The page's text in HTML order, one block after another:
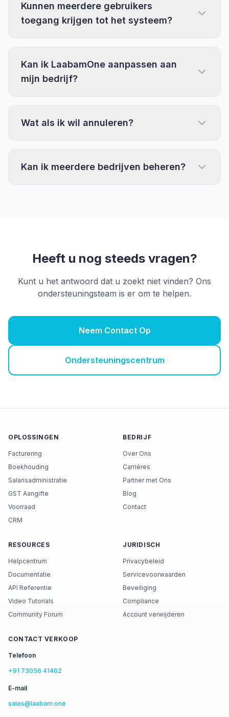
Kunnen meerdere gebruikers
toegang krijgen tot het systeem?
Kan ik LaabamOne aanpassen aan
mijn bedrijf?
Wat als ik wil annuleren?
Kan ik meerdere bedrijven beheren?
Heeft u nog steeds vragen?
Kunt u het antwoord dat u zoekt niet vinden? Ons
ondersteuningsteam is er om te helpen.
Neem Contact Op
Ondersteuningscentrum
OPLOSSINGEN
Facturering
Boekhouding
Salarisadministratie
GST Aangifte
Voorraad
CRM
BEDRIJF
Over Ons
Carrières
Partner met Ons
Blog
Contact
RESOURCES
Helpcentrum
Documentatie
API Referentie
Video Tutorials
Community Forum
JURIDISCH
Privacybeleid
Servicevoorwaarden
Beveiliging
Compliance
Account verwijderen
CONTACT VERKOOP
Telefoon
+91 73056 41462
E-mail
sales@laabam.one